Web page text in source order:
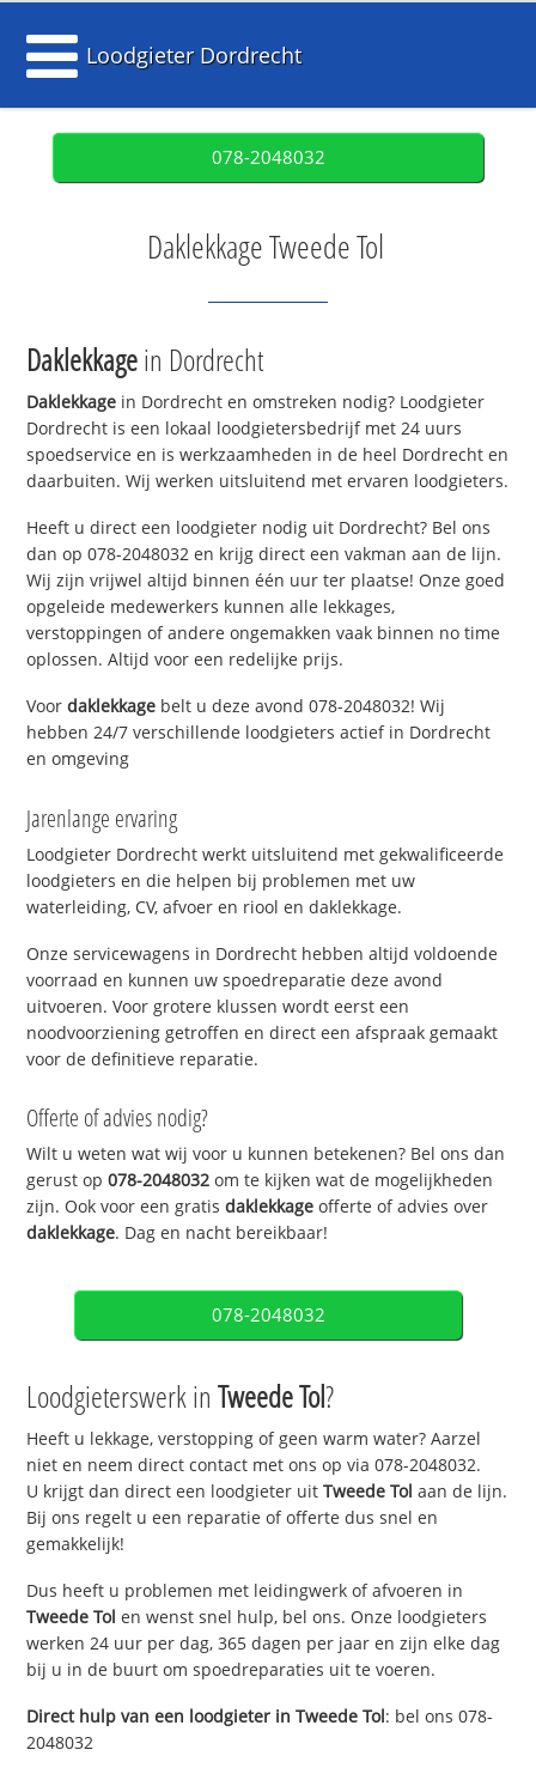
Loodgieter Dordrecht
078-2048032
Daklekkage Tweede Tol
Daklekkagein Dordrecht
Daklekkage in Dordrecht en omstreken nodig? Loodgieter
Dordrecht is een lokaal loodgietersbedrijf met 24 uurs
spoedservice en is werkzaamheden in de heel Dordrecht en
daarbuiten. Wij werken uitsluitend met ervaren loodgieters.
Heeft u direct een loodgieter nodig uit Dordrecht? Bel ons
dan op 078-2048032 en krijg direct een vakman aan de lijn.
Wij zijn vrijwel altijd binnen één uur ter plaatse! Onze goed
opgeleide medewerkers kunnen alle lekkages,
verstoppingen of andere ongemakken vaak binnen no time
oplossen. Altijd voor een redelijke prijs.
Voordaklekkage belt u deze avond 078-2048032! Wij
hebben 24/7 verschillende loodgieters actief in Dordrecht
en omgeving
Jarenlange ervaring
Loodgieter Dordrecht werkt uitsluitend met gekwalificeerde
loodgieters en die helpen bij problemen met uw
waterleiding, CV, afvoer en riool en daklekkage.
Onze servicewagens in Dordrecht hebben altijd voldoende
voorraad en kunnen uw spoedreparatie deze avond
uitvoeren. Voor grotere klussen wordt eerst een
noodvoorziening getroffen en direct een afspraak gemaakt
voor de definitieve reparatie.
Offerte of advies nodig?
Wilt u weten wat wij voor u kunnen betekenen? Bel ons dan
gerust op078-2048032 om te kijken wat de mogelijkheden
zijn. Ook voor een gratisdaklekkage offerte of advies over
daklekkage. Dag en nacht bereikbaar!
078-2048032
Loodgieterswerk inTweede Tol?
Heeft u lekkage, verstopping of geen warm water? Aarzel
niet en neem direct contact met ons op via 078-2048032.
U krijgt dan direct een loodgieter uitTweede Tol aan de lijn.
Bij ons regelt u een reparatie of offerte dus snel en
gemakkelijk!
Dus heeft u problemen met leidingwerk of afvoeren in
Tweede Tol en wenst snel hulp, bel ons. Onze loodgieters
werken 24 uur per dag, 365 dagen per jaar en zijn elke dag
bij u in de buurt om spoedreparaties uit te voeren.
Direct hulp van een loodgieter inTweede Tol: bel ons 078-
2048032